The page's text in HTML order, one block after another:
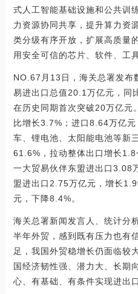
式人工智能基础设施和公共训
力资源协同共享，提升算力资
类分级有序开放，扩展高质量
用安全可信的芯片、软件、工
NO.67月13日，海关总署发布
易进出口总值20.1万亿元，同
在历史同期首次突破20万亿元
比增长3.7%；进口8.64万亿
车、锂电池、太阳能电池等新
61.6%，拉动整体出口增长
一大贸易伙伴东盟进出口3.08
盟进出口2.75万亿元，增长
元，下降8.4%。
海关总署新闻发言人、统计分
半年外贸，感到既有压力也有
足，我国外贸稳增长仍面临较
国经济韧性强、潜力大、长期
心、有基础、有条件实现进出